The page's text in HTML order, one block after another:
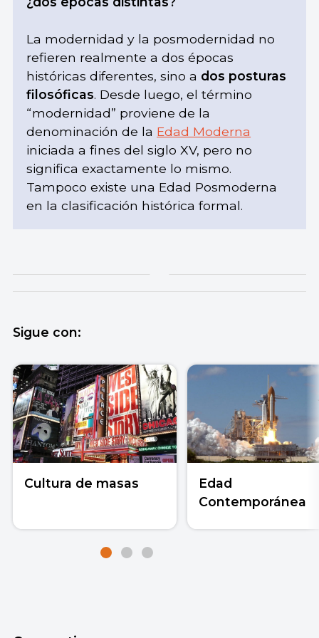
La modernidad y la posmodernidad no
refieren realmente a dos épocas
históricas diferentes, sino a dos posturas
filosóficas. Desde luego, el término
“modernidad” proviene de la
denominación de la Edad Moderna
iniciada a fines del siglo XV, pero no
significa exactamente lo mismo.
Tampoco existe una Edad Posmoderna
en la clasificación histórica formal.
Sigue con:
Cultura de masas
Edad
Contemporánea